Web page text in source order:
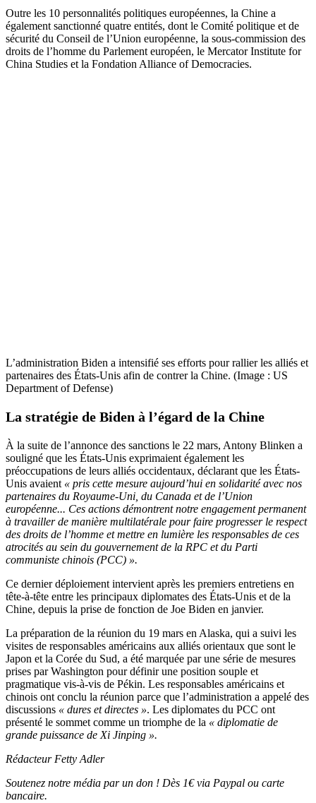
Outre les 10 personnalités politiques européennes, la Chine a
également sanctionné quatre entités, dont le Comité politique et de
sécurité du Conseil de l’Union européenne, la sous-commission des
droits de l’homme du Parlement européen, le Mercator Institute for
China Studies et la Fondation Alliance of Democracies.
L’administration Biden a intensifié ses efforts pour rallier les alliés et
partenaires des États-Unis afin de contrer la Chine. (Image : US
Department of Defense)
La stratégie de Biden à l’égard de la Chine
À la suite de l’annonce des sanctions le 22 mars, Antony Blinken a
souligné que les États-Unis exprimaient également les
préoccupations de leurs alliés occidentaux, déclarant que les États-
Unis avaient « pris cette mesure aujourd’hui en solidarité avec nos
partenaires du Royaume-Uni, du Canada et de l’Union
européenne... Ces actions démontrent notre engagement permanent
à travailler de manière multilatérale pour faire progresser le respect
des droits de l’homme et mettre en lumière les responsables de ces
atrocités au sein du gouvernement de la RPC et du Parti
communiste chinois (PCC) ».
Ce dernier déploiement intervient après les premiers entretiens en
tête-à-tête entre les principaux diplomates des États-Unis et de la
Chine, depuis la prise de fonction de Joe Biden en janvier.
La préparation de la réunion du 19 mars en Alaska, qui a suivi les
visites de responsables américains aux alliés orientaux que sont le
Japon et la Corée du Sud, a été marquée par une série de mesures
prises par Washington pour définir une position souple et
pragmatique vis-à-vis de Pékin. Les responsables américains et
chinois ont conclu la réunion parce que l’administration a appelé des
discussions « dures et directes ». Les diplomates du PCC ont
présenté le sommet comme un triomphe de la « diplomatie de
grande puissance de Xi Jinping ».
Rédacteur Fetty Adler
Soutenez notre média par un don ! Dès 1€ via Paypal ou carte
bancaire.